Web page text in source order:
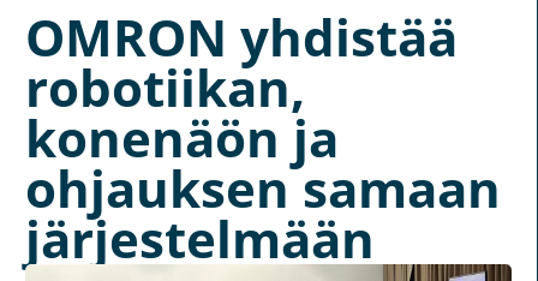
OMRON yhdistää
robotiikan,
konenäön ja
ohjauksen samaan
järjestelmään